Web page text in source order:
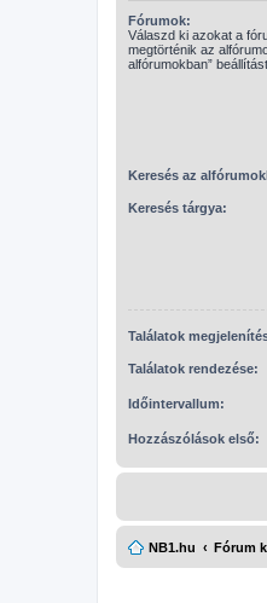
Fórumok:
Válaszd ki azokat a
megtörténik az
alfórumokban” beállítást.
Keresés az
Keresés tárgya:
Találatok
Találatok rendezése:
Időintervallum:
Hozzászólások első:
NB1.hu Fórum